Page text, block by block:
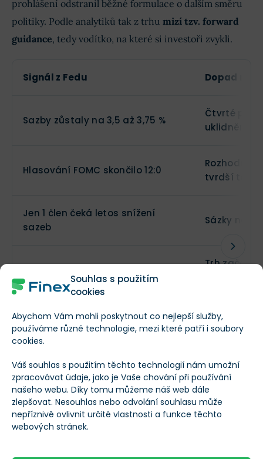
Souhlas s použitím
cookies
Abychom Vám mohli poskytnout co nejlepší služby,
používáme různé technologie, mezi které patří i soubory
cookies.
Váš souhlas s použitím těchto technologií nám umožní
zpracovávat údaje, jako je Vaše chování při používání
našeho webu. Díky tomu můžeme náš web dále
zlepšovat. Nesouhlas nebo odvolání souhlasu může
nepříznivě ovlivnit určité vlastnosti a funkce těchto
webových stránek.
prohlášení odstranil běžné formulace o dalším směru
politiky. Podle analytiků tak z trhu mizí tzv. forward
guidance, tedy vodítko, na které si investoři zvykli.
Signál z Fedu Dopad na
Sazby zůstaly na 3,5 až 3,75 %
Čtvrté
uklidnění
Hlasování FOMC skončilo 12:0
Rozhodnutí
tvrdší tón
Jen 1 člen čeká letos snížení
sazeb
Sázky na
Trh začal
S&P 500 klesl o 1,2 % Akcie
bazického bodu
Fed oznámil 5 pracovních skupin
Investoři
politiky